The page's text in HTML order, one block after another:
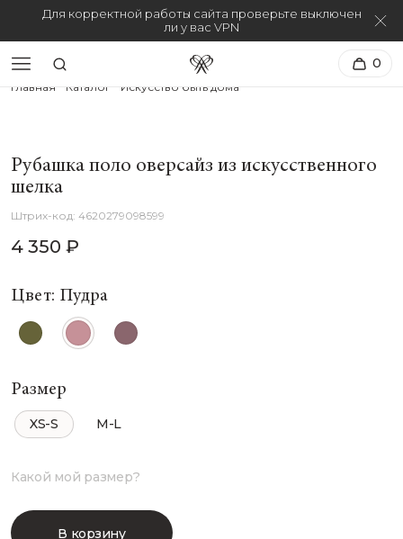
Для корректной работы сайта проверьте выключен
ли у вас VPN
0
Главная Каталог Искусство быть дома
Рубашка поло оверсайз из искусственного
шелка
4620279098599
4 350 ₽
Цвет: Пудра
Размер
XS-S M-L
Какой мой размер?
В корзину